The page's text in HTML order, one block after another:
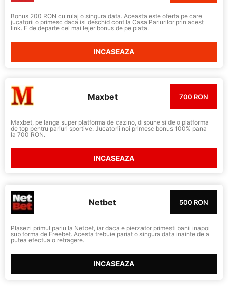
Bonus 200 RON cu rulaj o singura data. Aceasta este oferta pe care
jucatorii o primesc daca isi deschid cont la Casa Pariurilor prin acest
link. E de departe cel mai lejer bonus de pe piata.
INCASEAZA
Maxbet 700 RON
Maxbet, pe langa super platforma de cazino, dispune si de o platforma
de top pentru pariuri sportive. Jucatorii noi primesc bonus 100% pana
la 700 RON.
INCASEAZA
Netbet 500 RON
Plasezi primul pariu la Netbet, iar daca e pierzator primesti banii inapoi
sub forma de Freebet. Acesta trebuie pariat o singura data inainte de a
putea efectua o retragere.
INCASEAZA